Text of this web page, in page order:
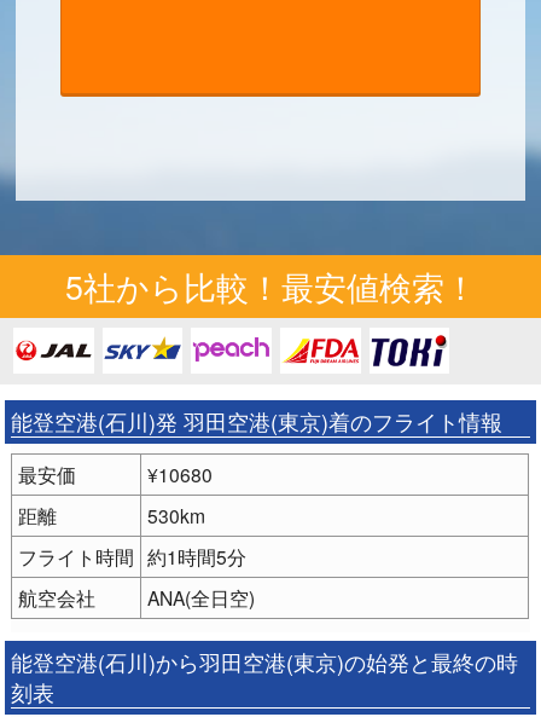
5社から比較！最安値検索！
能登空港(石川)発 羽田空港(東京)着のフライト情報
最安価
¥10680
距離
530km
フライト時間 約1時間5分
航空会社
ANA(全日空)
能登空港(石川)から羽田空港(東京)の始発と最終の時
刻表